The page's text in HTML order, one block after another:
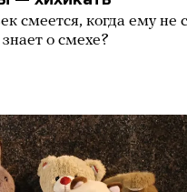
смеется, когда ему не
о смехе?